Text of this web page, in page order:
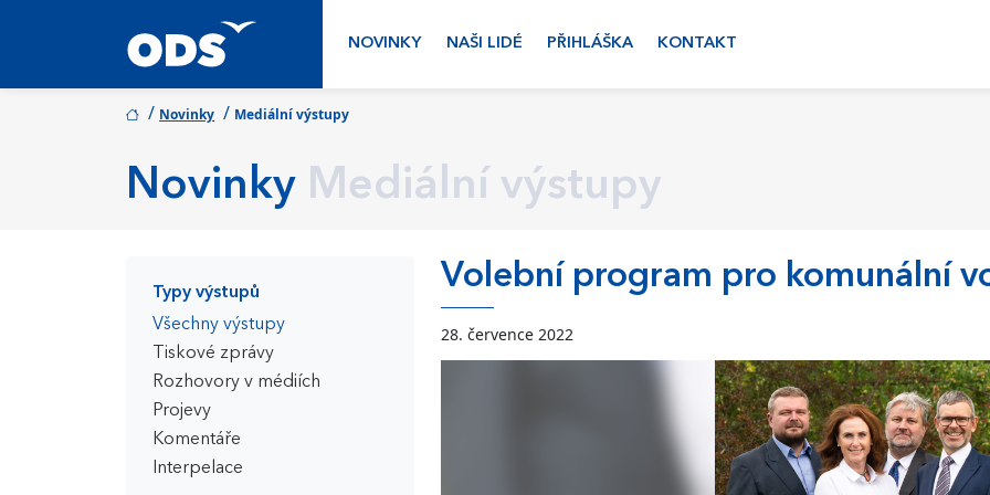
NOVINKY NAŠI LIDÉ PŘIHLÁŠKA KONTAKT
/ Novinky / Mediální výstupy
Novinky Mediální výstupy
Typy výstupů
Všechny výstupy
Tiskové zprávy
Rozhovory v médiích
Projevy
Komentáře
Interpelace
Volební program pro komunální
28. července 2022